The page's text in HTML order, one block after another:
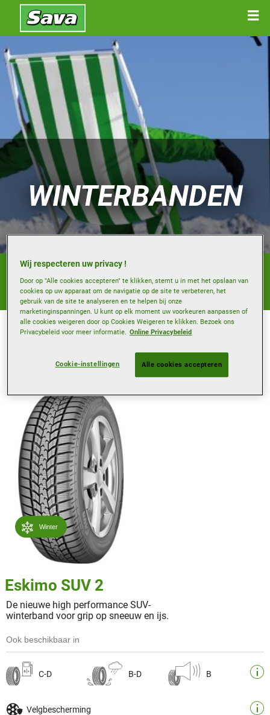
WINTERBANDEN
Geoptimaliseerd voor de koude weersomstandigheden
van 7°C en lager, met een profielontwerp dat vooral op
tractie gericht is.
Winter
Eskimo SUV 2
De nieuwe high performance SUV-
winterband voor grip op sneeuw en ijs.
Ook beschikbaar in
C-D B-D B
Velgbescherming
Wij respecteren uw privacy !
Door op "Alle cookies accepteren" te klikken, stemt u in met het opslaan van
cookies op uw apparaat om de navigatie op de site te verbeteren, het
gebruik van de site te analyseren en te helpen bij onze
marketinginspanningen. U kunt op elk moment uw voorkeuren aanpassen of
alle cookies weigeren door op Cookies Weigeren te klikken. Bezoek ons
Privacybeleid voor meer informatie. Online Privacybeleid
Cookie-instellingen Alle cookies accepteren